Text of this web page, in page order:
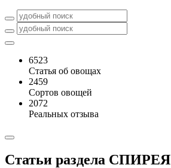
6523
Статья об овощах
2459
Сортов овощей
2072
Реальных отзыва
Статьи раздела СПИРЕЯ